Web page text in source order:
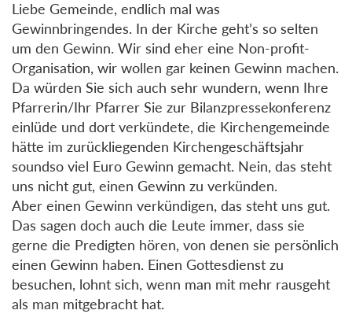
Liebe Gemeinde, endlich mal was
Gewinnbringendes. In der Kirche geht’s so selten
um den Gewinn. Wir sind eher eine Non-profit-
Organisation, wir wollen gar keinen Gewinn machen.
Da würden Sie sich auch sehr wundern, wenn Ihre
Pfarrerin/Ihr Pfarrer Sie zur Bilanzpressekonferenz
einlüde und dort verkündete, die Kirchengemeinde
hätte im zurückliegenden Kirchengeschäftsjahr
soundso viel Euro Gewinn gemacht. Nein, das steht
uns nicht gut, einen Gewinn zu verkünden.
Aber einen Gewinn verkündigen, das steht uns gut.
Das sagen doch auch die Leute immer, dass sie
gerne die Predigten hören, von denen sie persönlich
einen Gewinn haben. Einen Gottesdienst zu
besuchen, lohnt sich, wenn man mit mehr rausgeht
als man mitgebracht hat.